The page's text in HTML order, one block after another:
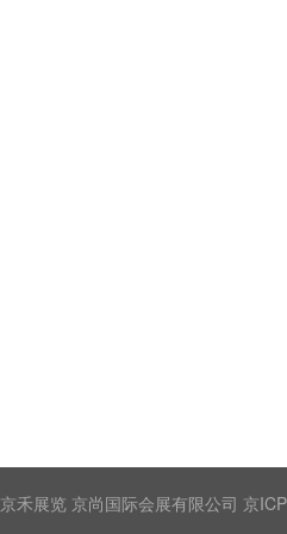
京禾展览 京尚国际会展有限公司 京